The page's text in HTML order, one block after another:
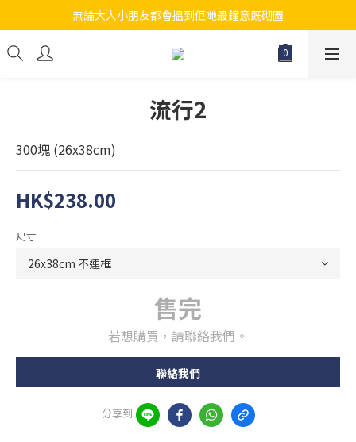
江帆天楊砌圖
無論大人小朋友都會搵到佢哋最鐘意既砌圖
江帆天楊砌圖
流行2
300塊 (26x38cm)
HK$238.00
尺寸
售完
若想購買，請聯絡我們。
聯絡我們
分享到